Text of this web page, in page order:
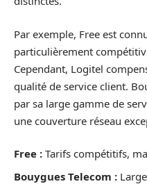
Par exemple, Free est
particulièrement
Cependant, Logitel
qualité de service client.
par sa large gamme de
une couverture réseau
Free : Tarifs compétitifs,
Bouygues Telecom :